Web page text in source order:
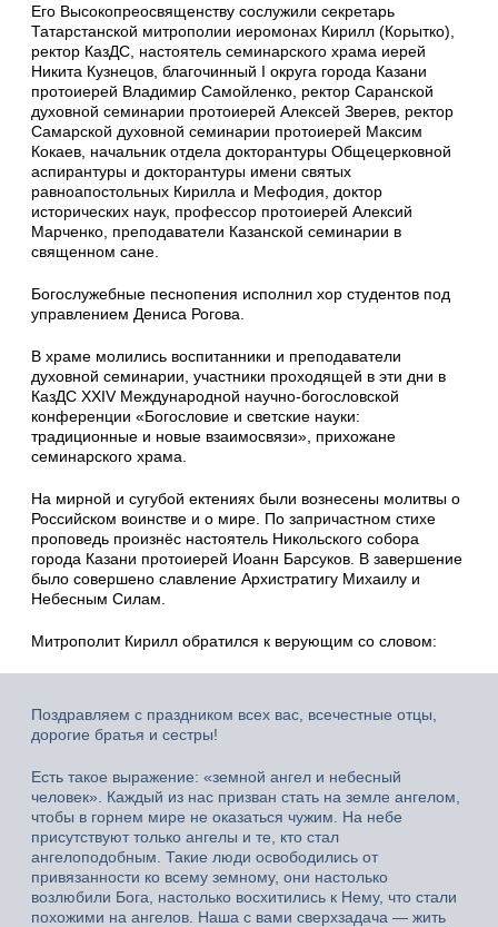
Его Высокопреосвященству сослужили секретарь
Татарстанской митрополии иеромонах Кирилл (Корытко),
ректор КазДС, настоятель семинарского храма иерей
Никита Кузнецов, благочинный I округа города Казани
протоиерей Владимир Самойленко, ректор Саранской
духовной семинарии протоиерей Алексей Зверев, ректор
Самарской духовной семинарии протоиерей Максим
Кокаев, начальник отдела докторантуры Общецерковной
аспирантуры и докторантуры имени святых
равноапостольных Кирилла и Мефодия, доктор
исторических наук, профессор протоиерей Алексий
Марченко, преподаватели Казанской семинарии в
священном сане.
Богослужебные песнопения исполнил хор студентов под
управлением Дениса Рогова.
В храме молились воспитанники и преподаватели
духовной семинарии, участники проходящей в эти дни в
КазДС XXIV Международной научно-богословской
конференции «Богословие и светские науки:
традиционные и новые взаимосвязи», прихожане
семинарского храма.
На мирной и сугубой ектениях были вознесены молитвы о
Российском воинстве и о мире. По запричастном стихе
проповедь произнёс настоятель Никольского собора
города Казани протоиерей Иоанн Барсуков. В завершение
было совершено славление Архистратигу Михаилу и
Небесным Силам.
Митрополит Кирилл обратился к верующим со словом:
Поздравляем с праздником всех вас, всечестные отцы,
дорогие братья и сестры!
Есть такое выражение: «земной ангел и небесный
человек». Каждый из нас призван стать на земле ангелом,
чтобы в горнем мире не оказаться чужим. На небе
присутствуют только ангелы и те, кто стал
ангелоподобным. Такие люди освободились от
привязанности ко всему земному, они настолько
возлюбили Бога, настолько восхитились к Нему, что стали
похожими на ангелов. Наша с вами сверхзадача — жить